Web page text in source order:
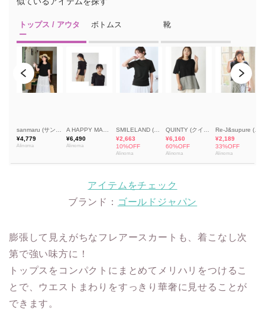
アイテムをチェック
ブランド： ゴールドジャパン
膨張して見えがちなフレアースカートも、着こなし次
第で強い味方に！
トップスをコンパクトにまとめてメリハリをつけるこ
とで、ウエストまわりをすっきり華奢に見せることが
できます。